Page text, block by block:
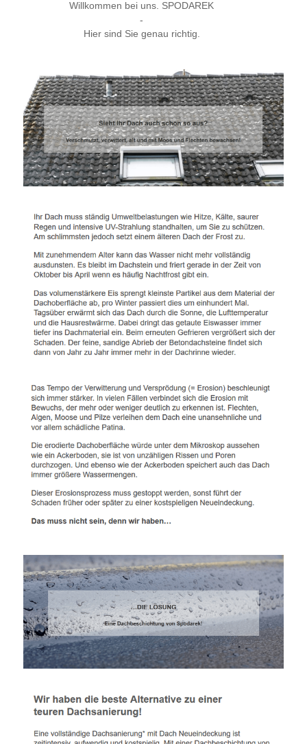
Willkommen bei uns. SPODAREK
-
Hier sind Sie genau richtig.